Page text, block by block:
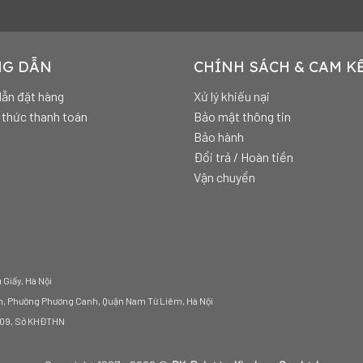
DẪN
đặt hàng
thanh toán
CHÍNH SÁCH & CAM
Xử lý khiếu nại
Bảo mật thông tin
Bảo hành
Đổi trả / Hoàn tiền
Vận chuyển
Hà Nội
Phường Phương Canh, Quận Nam Từ Liêm, Hà Nội
Sở KHĐTHN